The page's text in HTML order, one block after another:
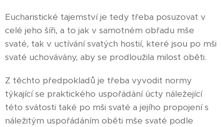
Eucharistické tajemství je tedy třeba posuzovat v
celé jeho šíři, a to jak v samotném obřadu mše
svaté, tak v uctívání svatých hostií, které jsou po mši
svaté uchovávány, aby se prodloužila milost oběti.
Z těchto předpokladů je třeba vyvodit normy
týkající se praktického uspořádání úcty náležející
této svátosti také po mši svaté a jejího propojení s
náležitým uspořádáním oběti mše svaté podle